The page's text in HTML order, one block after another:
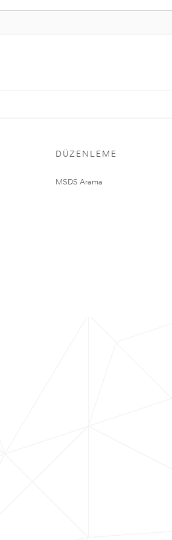
DÜZENLEME
MSDS Arama